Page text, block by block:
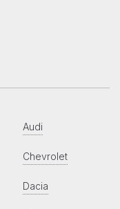
Audi
Chevrolet
Dacia